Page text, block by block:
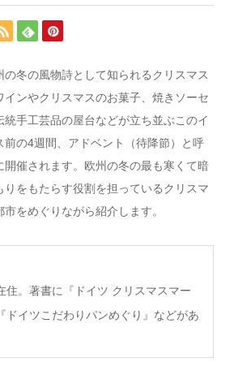
の冬の風物詩として知られるクリスマス
インやクリスマスのお菓子、焼きソーセ
統手工芸品の屋台などが立ち並ぶこのイ
前の4週間、アドベント（待降節）と呼
開催されます。欧州の冬の最も寒くて暗
りをもたらす役割を担っているクリスマ
をめぐりながら紹介します。
住。著書に『ドイツ クリスマスマー
ドイツこだわりパンめぐり』などがあ